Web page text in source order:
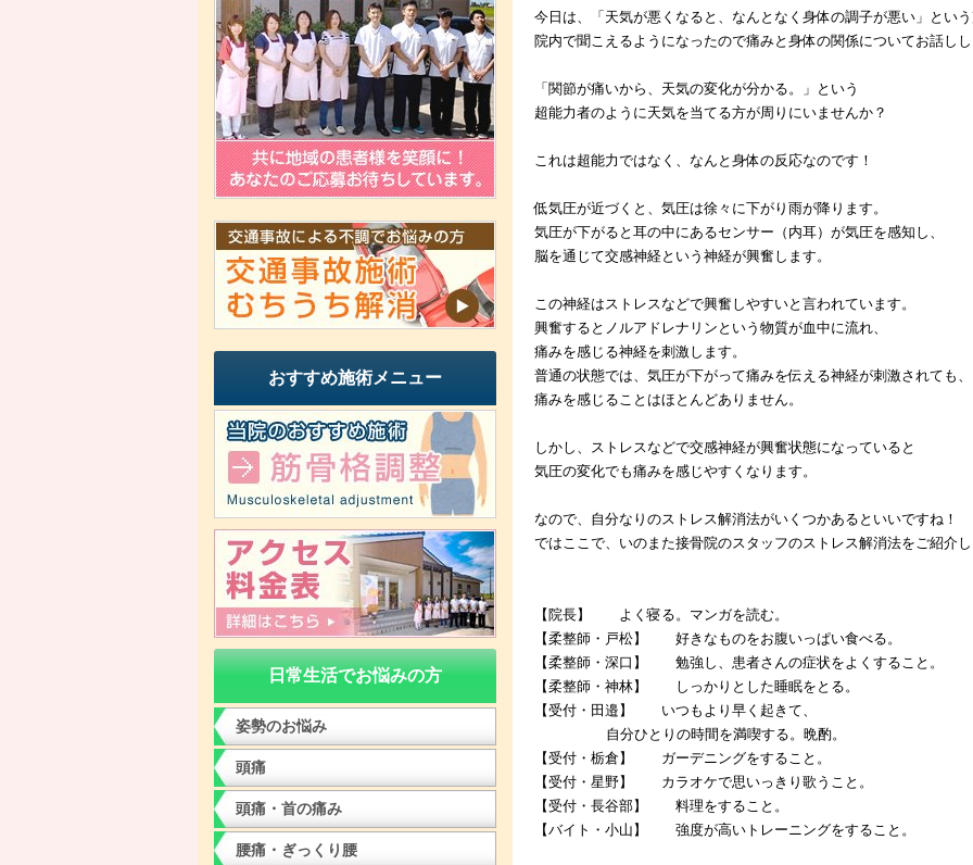
今日は、「天気が悪くなると、なんとなく身体の調子が悪い」とい
院内で聞こえるようになったので痛みと身体の関係についてお話し
「関節が痛いから、天気の変化が分かる。」という
超能力者のように天気を当てる方が周りにいませんか？
これは超能力ではなく、なんと身体の反応なのです！
低気圧が近づくと、気圧は徐々に下がり雨が降ります。
気圧が下がると耳の中にあるセンサー（内耳）が気圧を感知し、
脳を通じて交感神経という神経が興奮します。
この神経はストレスなどで興奮しやすいと言われています。
興奮するとノルアドレナリンという物質が血中に流れ、
痛みを感じる神経を刺激します。
普通の状態では、気圧が下がって痛みを伝える神経が刺激されても、
痛みを感じることはほとんどありません。
しかし、ストレスなどで交感神経が興奮状態になっていると
気圧の変化でも痛みを感じやすくなります。
なので、自分なりのストレス解消法がいくつかあるといいですね！
ではここで、いのまた接骨院のスタッフのストレス解消法をご紹介
【院長】 よく寝る。マンガを読む。
【柔整師・戸松】 好きなものをお腹いっぱい食べる。
【柔整師・深口】 勉強し、患者さんの症状をよくすること。
【柔整師・神林】 しっかりとした睡眠をとる。
【受付・田邉】 いつもより早く起きて、
自分ひとりの時間を満喫する。晩酌。
【受付・栃倉】 ガーデニングをすること。
【受付・星野】 カラオケで思いっきり歌うこと。
【受付・長谷部】 料理をすること。
【バイト・小山】 強度が高いトレーニングをすること。
おすすめ施術メニュー
日常生活でお悩みの方
姿勢のお悩み
頭痛
頭痛・首の痛み
腰痛・ぎっくり腰